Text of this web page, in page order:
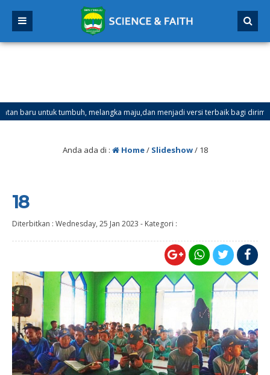
untuk tumbuh, melangka maju,dan menjadi versi terbaik bagi dirimu.
Mulai Tanggal 21 Desember 2025 sd Tanggal 4 Januari 2026
Anda ada di : Home/ Slideshow/ 18
18
Diterbitkan : Wednesday, 25 Jan 2023 - Kategori :